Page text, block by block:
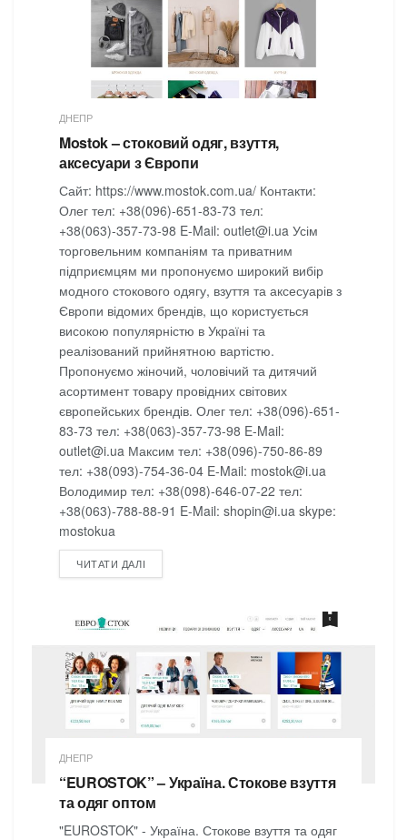
ДНЕПР
Mostok – стоковий одяг, взуття,
аксесуари з Європи
Сайт: https://www.mostok.com.ua/ Контакти:
Олег тел: +38(096)-651-83-73 тел:
+38(063)-357-73-98 E-Mail: outlet@i.ua Усім
торговельним компаніям та приватним
підприємцям ми пропонуємо широкий вибір
модного стокового одягу, взуття та аксесуарів з
Європи відомих брендів, що користується
високою популярністю в Україні та
реалізований прийнятною вартістю.
Пропонуємо жіночий, чоловічий та дитячий
асортимент товару провідних світових
європейських брендів. Олег тел: +38(096)-651-
83-73 тел: +38(063)-357-73-98 E-Mail:
outlet@i.ua Максим тел: +38(096)-750-86-89
тел: +38(093)-754-36-04 E-Mail: mostok@i.ua
Володимир тел: +38(098)-646-07-22 тел:
+38(063)-788-88-91 E-Mail: shopin@i.ua skype:
mostokua
ЧИТАТИ ДАЛІ
ДНЕПР
“EUROSTOK” – Україна. Стокове взуття
та одяг оптом
"EUROSTOK" - Україна. Стокове взуття та одяг